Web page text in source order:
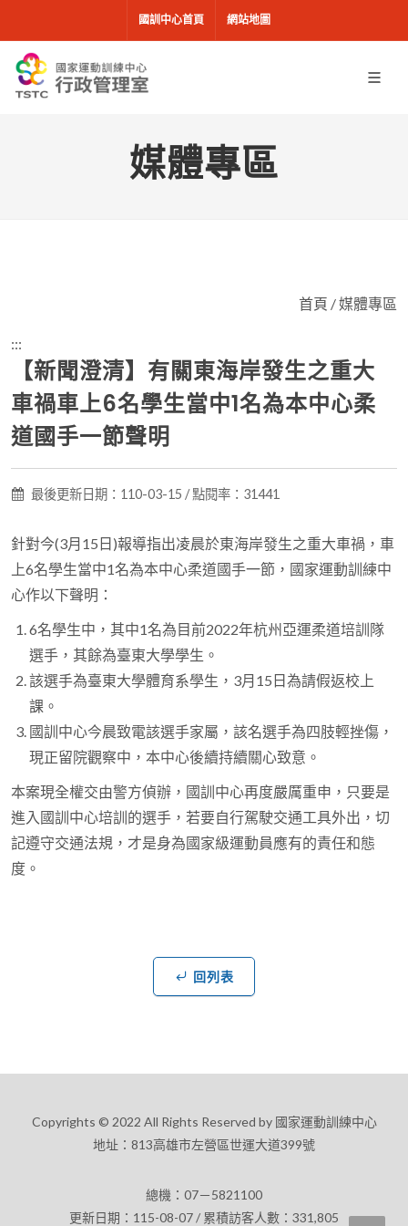
國訓中心首頁 網站地圖
媒體專區
首頁 /媒體專區
:::
【新聞澄清】有關東海岸發生之重大
車禍車上6名學生當中1名為本中心柔
道國手一節聲明
最後更新日期：110-03-15 / 點閱率：31441
針對今(3月15日)報導指出凌晨於東海岸發生之重大車禍，車
上6名學生當中1名為本中心柔道國手一節，國家運動訓練中
心作以下聲明：
6名學生中，其中1名為目前2022年杭州亞運柔道培訓隊
選手，其餘為臺東大學學生。
該選手為臺東大學體育系學生，3月15日為請假返校上
課。
國訓中心今晨致電該選手家屬，該名選手為四肢輕挫傷，
現正留院觀察中，本中心後續持續關心致意。
本案現全權交由警方偵辦，國訓中心再度嚴厲重申，只要是
進入國訓中心培訓的選手，若要自行駕駛交通工具外出，切
記遵守交通法規，才是身為國家級運動員應有的責任和態
度。
回列表
Copyrights © 2022 All Rights Reserved by 國家運動訓練中心
地址：813高雄市左營區世運大道399號
總機：07－5821100
更新日期：115-08-07 / 累積訪客人數：331,805